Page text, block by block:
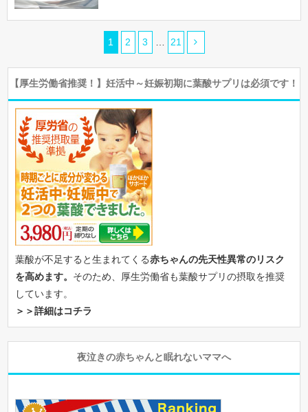
1 2 3 … 21
【厚生労働省推奨！】妊活中～妊娠初期に葉酸サプリは必須です！
葉酸が不足すると生まれてくる赤ちゃんの先天性異常のリスク
を高めます。 そのため、厚生労働省も葉酸サプリの摂取を推奨
しています。
＞＞詳細はコチラ
夜泣きの赤ちゃんと眠れないママへ